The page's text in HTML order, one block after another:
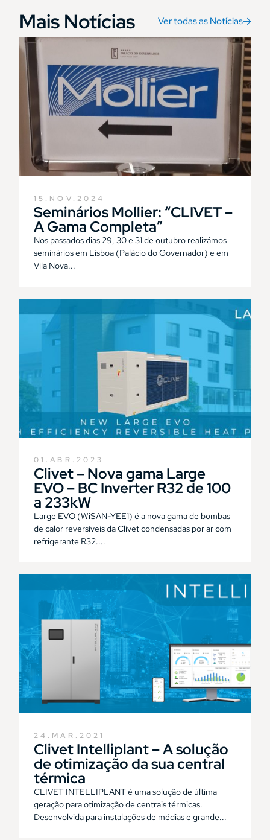
Mais Notícias Ver todas as Notícias
15.NOV.2024
Seminários Mollier: “CLIVET –
A Gama Completa”
Nos passados dias 29, 30 e 31 de outubro realizámos
seminários em Lisboa (Palácio do Governador) e em
Vila Nova...
01.ABR.2023
Clivet – Nova gama Large
EVO – BC Inverter R32 de 100
a 233kW
Large EVO (WiSAN-YEE1) é a nova gama de bombas
de calor reversíveis da Clivet condensadas por ar com
refrigerante R32....
24.MAR.2021
Clivet Intelliplant – A solução
de otimização da sua central
térmica
CLIVET INTELLIPLANT é uma solução de última
geração para otimização de centrais térmicas.
Desenvolvida para instalações de médias e grande...